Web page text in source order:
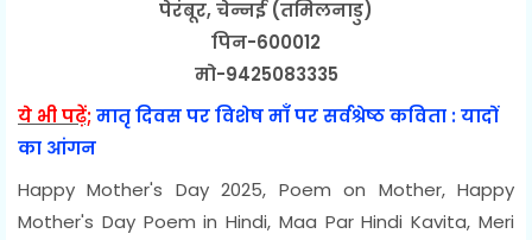
पेरंबूर, चेन्नई (तमिलनाडु)
पिन-600012
मो-9425083335
ये भी पढ़ें;मातृ दिवस पर विशेष माँ पर सर्वश्रेष्ठ कविता : यादों
का आंगन
Happy Mother's Day 2025, Poem on Mother, Happy
Mother's Day Poem in Hindi, Maa Par Hindi Kavita, Meri